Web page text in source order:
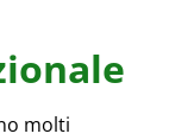
molti